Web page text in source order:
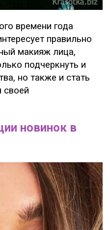
времени года
правильно
макияж лица,
подчеркнуть и
но также и стать
своей
новинок в